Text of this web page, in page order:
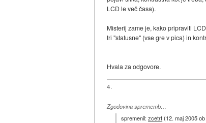
LCD le več časa).
Misterij zame je, kako pripraviti
tri "statusne" (vse gre v pica) in
Hvala za odgovore.
4.
Zgodovina sprememb…
spremenil:zcetrt(12. maj 2005